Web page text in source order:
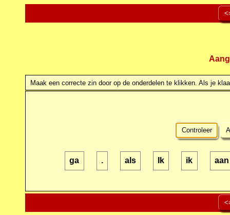
Maak een correcte zin door op de onderdelen te klikken. Als je
Controleer
ga . als Ik ik aan